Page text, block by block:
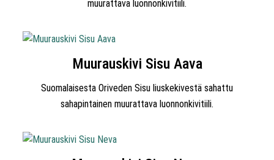
muurattava luonnonkivitiili.
Muurauskivi Sisu Aava
Suomalaisesta Oriveden Sisu liuskekivestä sahattu
sahapintainen muurattava luonnonkivitiili.